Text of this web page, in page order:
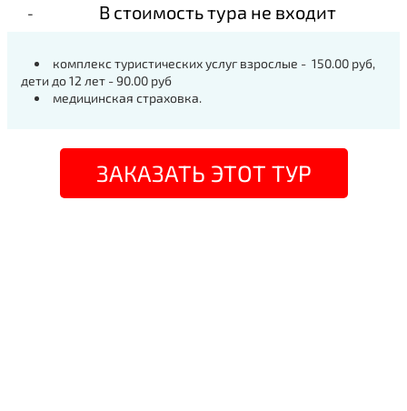
В стоимость тура не входит
комплекс туристических услуг взрослые - 150.00 руб,
дети до 12 лет - 90.00 руб
медицинская страховка.
ЗАКАЗАТЬ ЭТОТ ТУР